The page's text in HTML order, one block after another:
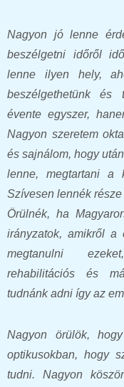
Nagyon jó lenne
beszélgetni időről
lenne ilyen hely,
beszélgethetünk és
évente egyszer,
Nagyon szeretem
és sajnálom, hogy
lenne, megtartani a
Szívesen lennék
Örülnék, ha
irányzatok, amikről a
megtanulni
rehabilitációs és
tudnánk adni így az
Nagyon örülök,
optikusokban, hogy
tudni. Nagyon